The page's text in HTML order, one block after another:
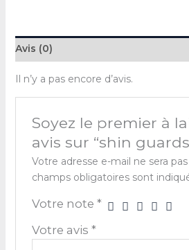
Avis (0)
Il n’y a pas encore d’avis.
Soyez le premier à
avis sur “shin guards
Votre adresse e-mail ne sera
champs obligatoires sont
Votre note *
Votre avis *